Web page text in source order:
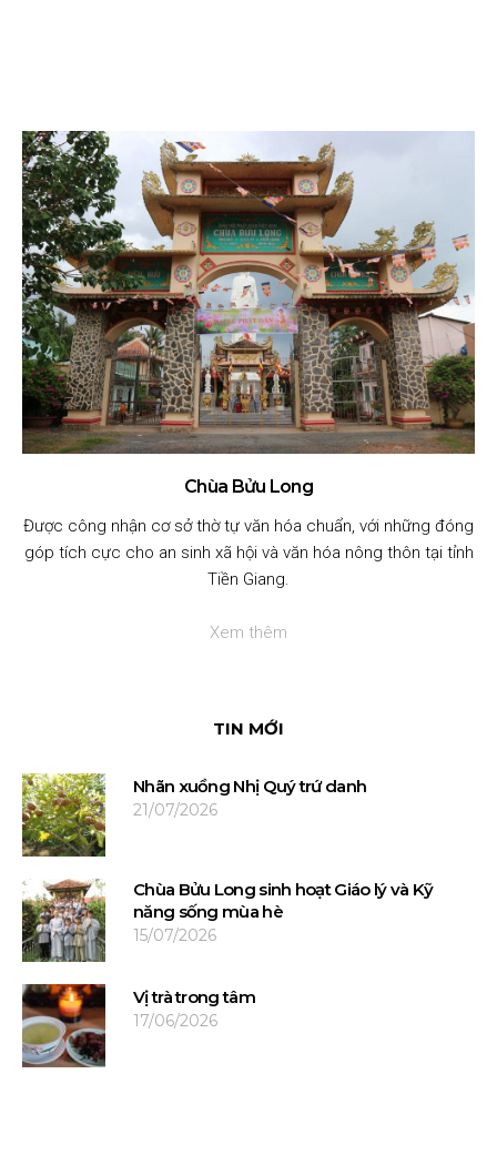
Chùa Bửu Long
Được công nhận cơ sở thờ tự văn hóa chuẩn, với những đóng
góp tích cực cho an sinh xã hội và văn hóa nông thôn tại tỉnh
Tiền Giang.
Xem thêm
TIN MỚI
Nhãn xuồng Nhị Quý trứ danh
21/07/2026
Chùa Bửu Long sinh hoạt Giáo lý và Kỹ
năng sống mùa hè
15/07/2026
Vị trà trong tâm
17/06/2026